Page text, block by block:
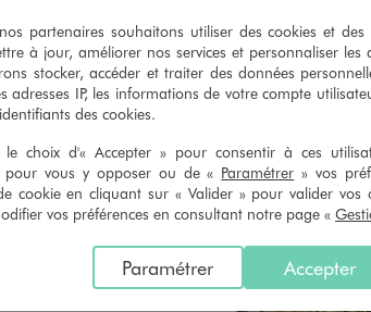
MAGASIN CHOISI
VOIR LA FICHE
partenaires souhaitons utiliser des cookies et
à jour, améliorer nos services et personnaliser les
stocker, accéder et traiter des données
adresses IP, les informations de votre compte
des cookies.
le choix d'« Accepter » pour consentir à ces
pour vous y opposer ou de « Paramétrer » vos
cookie en cliquant sur « Valider » pour valider vos
vos préférences en consultant notre page «
Accepter
Paramétrer